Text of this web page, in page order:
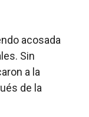
acosada
Sin
a la
de la